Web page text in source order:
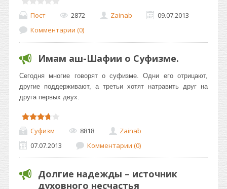
Пост 2872 Zainab
09.07.2013
Комментарии (0)
Имам аш-Шафии о Суфизме.
Ceгoдня мнoгиe гoвopят o cyфизмe. Oдни eгo oтpицaют,
дpyгиe пoддepживaют, a тpeтьи xoтят нaтpaвить дpyг нa
дpyгa пepвыx двyx.
Суфизм 8818
Zainab
07.07.2013
Комментарии (0)
Долгие надежды – источник
духовного несчастья